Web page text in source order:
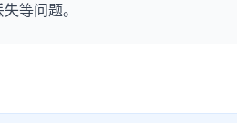
等问题。